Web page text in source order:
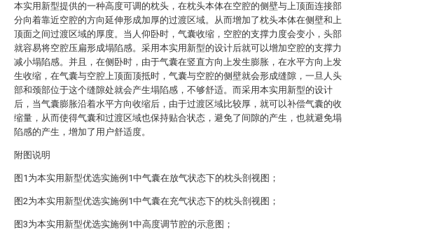
本实用新型提供的一种高度可调的枕头，在枕头本体在空腔的侧壁与上顶面连接部
分向着靠近空腔的方向延伸形成加厚的过渡区域。从而增加了枕头本体在侧壁和上
顶面之间过渡区域的厚度。当人仰卧时，气囊收缩，空腔的支撑力度会变小，头部
就容易将空腔压扁形成塌陷感。采用本实用新型的设计后就可以增加空腔的支撑力
减小塌陷感。并且，在侧卧时，由于气囊在竖直方向上发生膨胀，在水平方向上发
生收缩，在气囊与空腔上顶面顶抵时，气囊与空腔的侧壁就会形成缝隙，一旦人头
部和颈部位于这个缝隙处就会产生塌陷感，不够舒适。而采用本实用新型的设计
后，当气囊膨胀沿着水平方向收缩后，由于过渡区域比较厚，就可以补偿气囊的收
缩量，从而使得气囊和过渡区域也保持贴合状态，避免了间隙的产生，也就避免塌
陷感的产生，增加了用户舒适度。
附图说明
图1为本实用新型优选实施例1中气囊在放气状态下的枕头剖视图；
图2为本实用新型优选实施例1中气囊在充气状态下的枕头剖视图；
图3为本实用新型优选实施例1中高度调节腔的示意图；